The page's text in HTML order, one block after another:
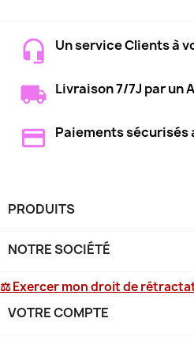
Un service Clients à
Livraison 7/7J par un
Paiements sécurisés
PRODUITS
NOTRE SOCIÉTÉ
⚖ Exercer mon droit de
VOTRE COMPTE